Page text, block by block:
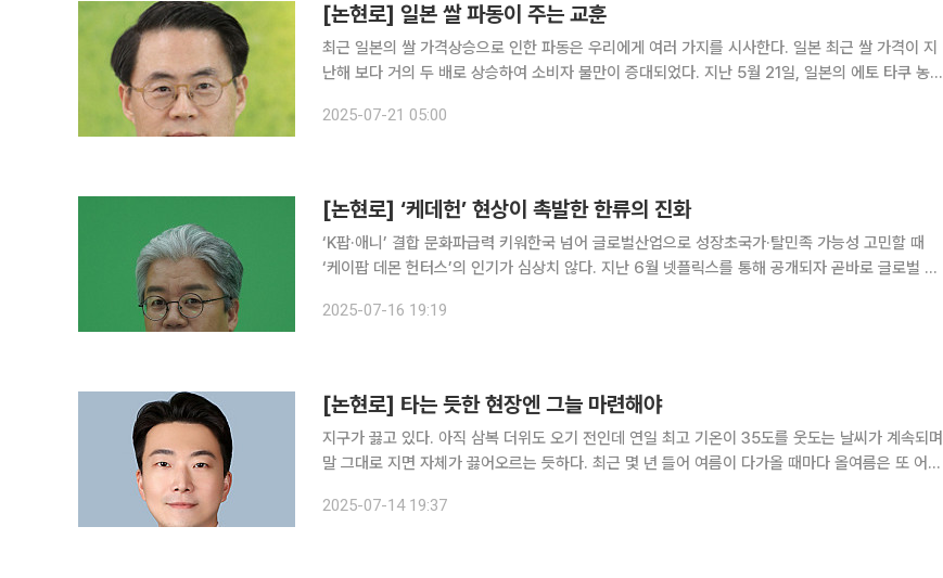
[논현로] 일본 쌀 파동이 주는 교훈
최근 일본의 쌀 가격상승으로 인한 파동은 우리에게 여러 가지를 시사한다. 일본 최근 쌀 가격이 지
난해 보다 거의 두 배로 상승하여 소비자 불만이 증대되었다. 지난 5월 21일, 일본의 에토 타쿠 농림
사본 적 없다”는 부적절한 발언으로 여론 비판을 받아 사임한
2025-07-21 05:00
[논현로] ‘케데헌’ 현상이 촉발한 한류의 진화
‘K팝·애니’ 결합 문화파급력 키워한국 넘어 글로벌산업으로 성장초국가·탈민족 가능성 고민할 때
‘케이팝 데몬 헌터스’의 인기가 심상치 않다. 지난 6월 넷플릭스를 통해 공개되자 곧바로 글로벌 시
시청 횟수를 기록했다. 이른바 ‘케데헌’ 현상이 세계적으로
2025-07-16 19:19
[논현로] 타는 듯한 현장엔 그늘 마련해야
지구가 끓고 있다. 아직 삼복 더위도 오기 전인데 연일 최고 기온이 35도를 웃도는 날씨가 계속되며
말 그대로 지면 자체가 끓어오르는 듯하다. 최근 몇 년 들어 여름이 다가올 때마다 올여름은 또 어떻
는 것조차 힘든 더위에 더욱 취약한 곳이 있다. 바로 산
2025-07-14 19:37